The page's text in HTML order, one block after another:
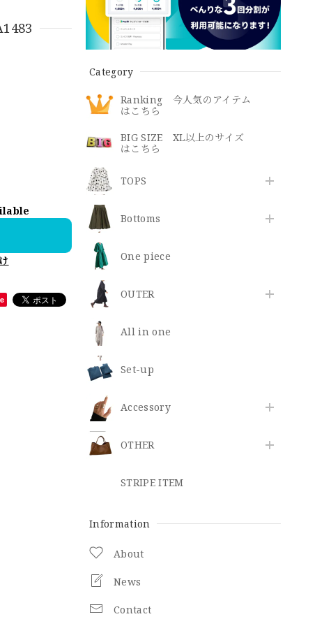
Category
Ranking 今人気のアイテム
はこちら
BIG SIZE XL以上のサイズ
はこちら
TOPS
Bottoms
One piece
OUTER
All in one
Set-up
​Accessory
OTHER
STRIPE ITEM
Information
About
News
Contact